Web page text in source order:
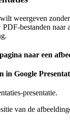
weergeven
bestanden naar
naar een
in Google
presentatie.
van de